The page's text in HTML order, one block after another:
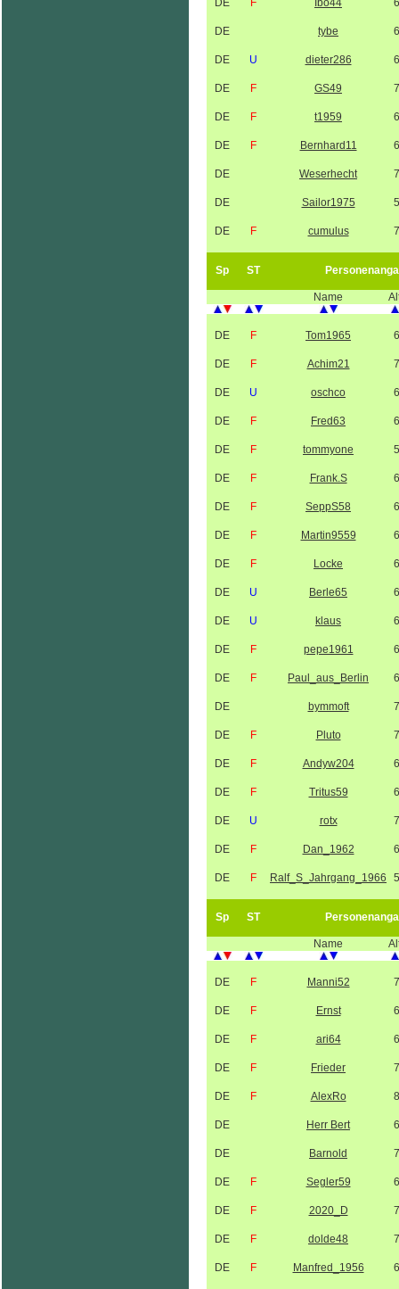
DE F Ibo44
DE tybe
DE U dieter286
DE F GS49
DE F t1959
DE F Bernhard11
DE Weserhecht
DE Sailor1975
DE F cumulus
Sp ST
Name
DE F Tom1965
DE F Achim21
DE U oschco
DE F Fred63
DE F tommyone
DE F Frank.S
DE F SeppS58
DE F Martin9559
DE F Locke
DE U Berle65
DE U klaus
DE F pepe1961
DE F Paul_aus_Berlin
DE bymmoft
DE F Pluto
DE F Andyw204
DE F Tritus59
DE U rotx
DE F Dan_1962
DE F Ralf_S_Jahrgang_1966
Sp ST
Name
DE F Manni52
DE F Ernst
DE F ari64
DE F Frieder
DE F AlexRo
DE Herr Bert
DE Barnold
DE F Segler59
DE F 2020_D
DE F dolde48
DE F Manfred_1956